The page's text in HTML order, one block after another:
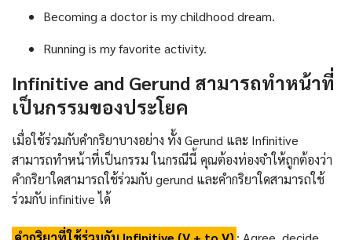
Becoming a doctor is my childhood dream.
Running is my favorite activity.
Infinitive and Gerund สามารถทำหน้าที่
เป็นกรรมของประโยค
เมื่อใช้ร่วมกับคำกริยาบางอย่าง ทั้ง Gerund และ Infinitive
สามารถทำหน้าที่เป็นกรรม ในกรณีนี้ คุณต้องท่องจำให้ถูกต้องว่า
คำกริยาใดสามารถใช้ร่วมกับ gerund และคำกริยาใดสามารถใช้
ร่วมกับ infinitive ได้